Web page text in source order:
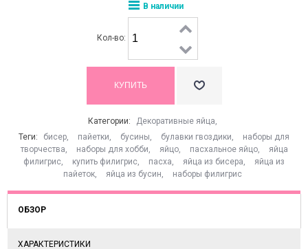
В наличии
Кол-во:
Категории: Декоративные яйца,
Теги:
бисер, пайетки, бусины, булавки гвоздики,
наборы для
творчества, наборы для хобби, яйцо, пасхальное яйцо,
яйца
филигрис, купить филигрис, пасха, яйца из бисера,
яйца из
пайеток, яйца из бусин, наборы филигрис
ОБЗОР
ХАРАКТЕРИСТИКИ